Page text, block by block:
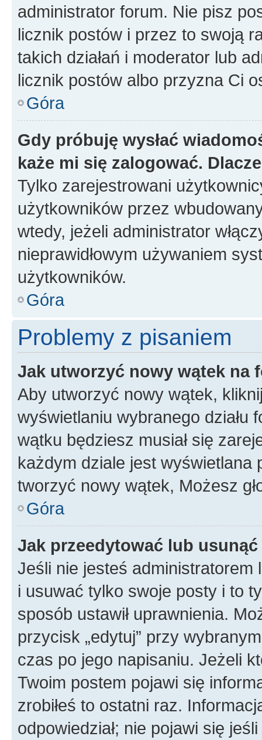
administrator forum. Nie pisz
licznik postów i przez to swoją
takich działań i moderator lub
licznik postów albo przyzna Ci
Góra
Gdy próbuję wysłać
każe mi się zalogować.
Tylko zarejestrowani
użytkowników przez
wtedy, jeżeli administrator
nieprawidłowym używaniem
użytkowników.
Góra
Problemy z pisaniem
Jak utworzyć nowy wątek na
Aby utworzyć nowy wątek,
wyświetlaniu wybranego działu
wątku będziesz musiał się
każdym dziale jest wyświetlana
tworzyć nowy wątek, Możesz
Góra
Jak przeedytować lub
Jeśli nie jesteś
i usuwać tylko swoje posty i to
sposób ustawił uprawnienia.
przycisk „edytuj” przy
czas po jego napisaniu. Jeżeli
Twoim postem pojawi się
zrobiłeś to ostatni raz.
odpowiedział; nie pojawi się